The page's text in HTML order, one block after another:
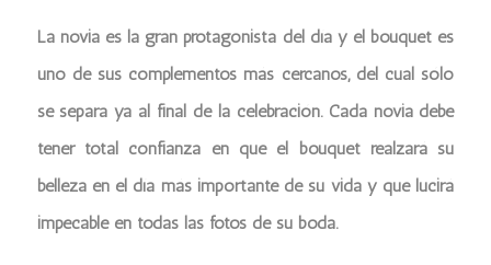
La novia es la gran protagonista del día y el bouquet es
uno de sus complementos más cercanos, del cual sólo
se separa ya al final de la celebración. Cada novia debe
tener total confianza en que el bouquet realzará su
belleza en el día más importante de su vida y que lucirá
impecable en todas las fotos de su boda.